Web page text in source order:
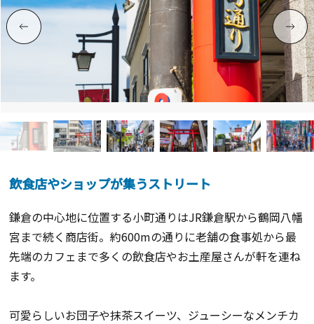
飲食店やショップが集うストリート
鎌倉の中心地に位置する小町通りはJR鎌倉駅から鶴岡八幡
宮まで続く商店街。約600mの通りに老舗の食事処から最
先端のカフェまで多くの飲食店やお土産屋さんが軒を連ね
ます。
可愛らしいお団子や抹茶スイーツ、ジューシーなメンチカ